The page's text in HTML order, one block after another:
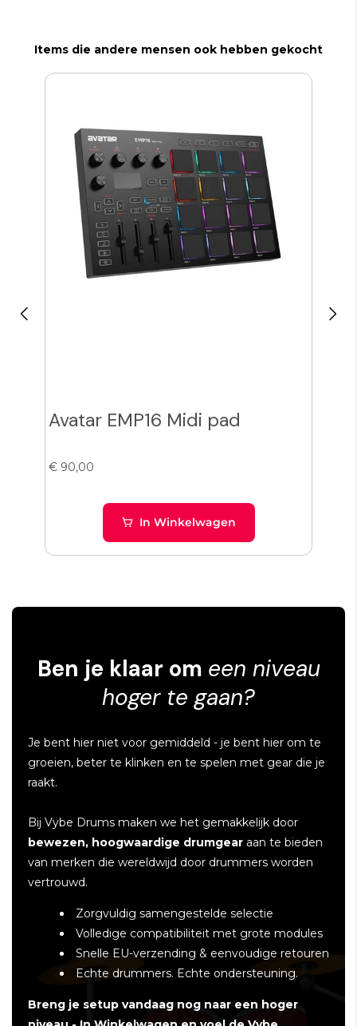
Items die andere mensen ook hebben gekocht
Avatar EMP16 Midi pad
€ 90,00
In Winkelwagen
Ben je klaar om een niveau
hoger te gaan?
Je bent hier niet voor gemiddeld - je bent hier om te
groeien, beter te klinken en te spelen met gear die je
raakt.
Bij Vybe Drums maken we het gemakkelijk door
bewezen, hoogwaardige drumgear aan te bieden
van merken die wereldwijd door drummers worden
vertrouwd.
Zorgvuldig samengestelde selectie
Volledige compatibiliteit met grote modules
Snelle EU-verzending & eenvoudige retouren
Echte drummers. Echte ondersteuning.
Breng je setup vandaag nog naar een hoger